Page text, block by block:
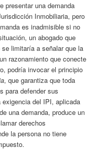
presentar una demanda
Inmobiliaria, pero
es inadmisible si no
un abogado que
limitaría a señalar que la
razonamiento que conecte
podría invocar el principio
, que garantiza que toda
para defender sus
del IPI, aplicada
una demanda, produce un
derechos
la persona no tiene